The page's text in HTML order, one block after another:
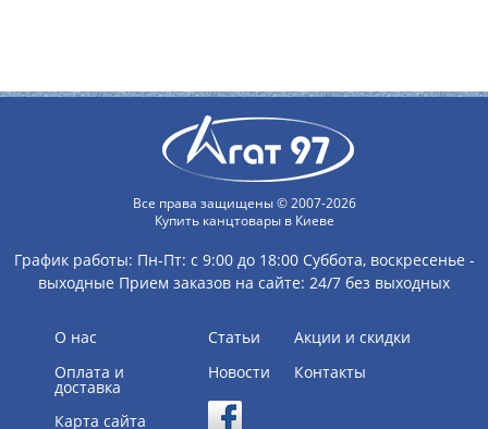
Все права защищены © 2007-2026
Купить канцтовары в Киеве
График работы: Пн-Пт: с 9:00 до 18:00Суббота, воскресенье -
выходные Прием заказов на сайте: 24/7 без выходных
О нас
Оплата и
доставка
Карта сайта
Статьи
Новости
Акции и скидки
Контакты